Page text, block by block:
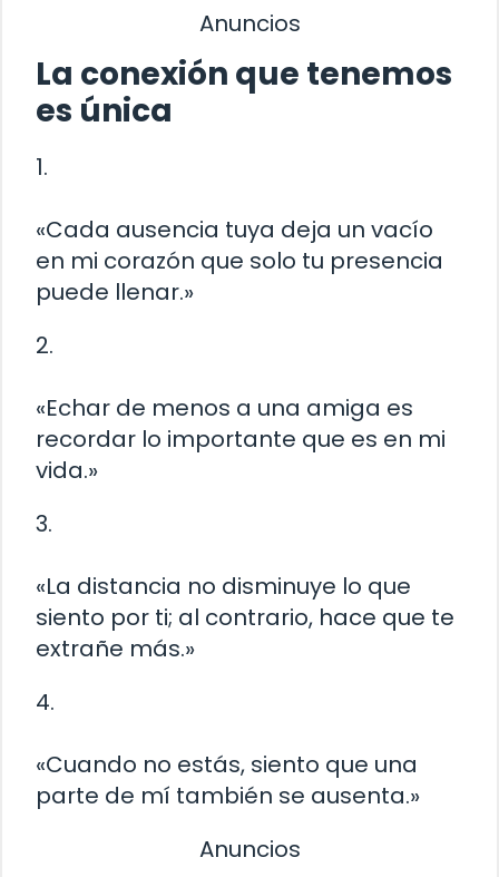
Anuncios
La conexión que tenemos
es única
1.
«Cada ausencia tuya deja un vacío
en mi corazón que solo tu presencia
puede llenar.»
2.
«Echar de menos a una amiga es
recordar lo importante que es en mi
vida.»
3.
«La distancia no disminuye lo que
siento por ti; al contrario, hace que te
extrañe más.»
4.
«Cuando no estás, siento que una
parte de mí también se ausenta.»
Anuncios